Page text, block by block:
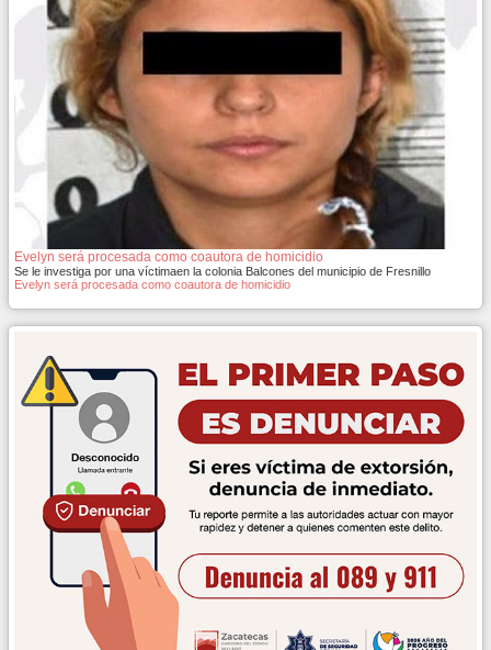
Evelyn será procesada como coautora de homicidio
Se le investiga por una víctimaen la colonia Balcones del municipio de Fresnillo
Evelyn será procesada como coautora de homicidio